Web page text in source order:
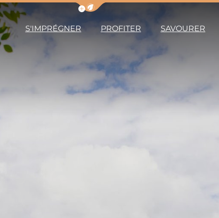
Afficher la barre de navigation du
S'IMPRÉGNER PROFITER SAVOURER